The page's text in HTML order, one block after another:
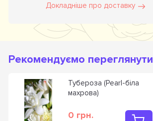
Докладніше про доставку
Рекомендуємо переглянути
Тубероза (Pearl-біла
махрова)
0 грн.